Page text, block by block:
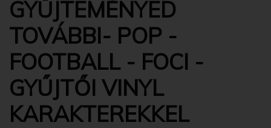
GYŰJTEMÉNYED
TOVÁBBI- POP -
FOOTBALL - FOCI -
GYŰJTŐI VINYL
KARAKTEREKKEL